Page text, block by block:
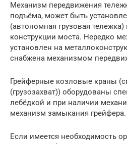
Механизм передвижения
подъёма, может быть
(автономная грузовая
конструкции моста. Нередко
установлен на
снабжена механизмом
Грейферные козловые краны
(грузозахват)) оборудованы
лебёдкой и при наличии
механизм замыкания грейфера.
Если имеется необходимость